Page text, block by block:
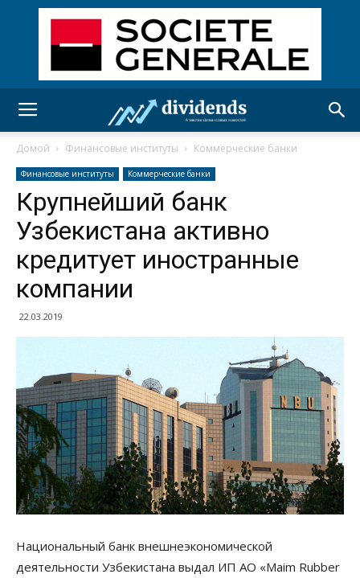
Домой Финансовые институты Коммерческие банки
Финансовые институты Коммерческие банки
Крупнейший банк
Узбекистана активно
кредитует иностранные
компании
22.03.2019
Национальный банк внешнеэкономической
деятельности Узбекистана выдал ИП АО «Maim Rubber